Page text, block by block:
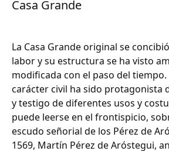
Casa Grande
La Casa Grande original se
labor y su estructura se ha visto
modificada con el paso del tiempo.
carácter civil ha sido protagonista
y testigo de diferentes usos y
puede leerse en el frontispicio,
escudo señorial de los Pérez de
1569, Martín Pérez de Aróstegui,